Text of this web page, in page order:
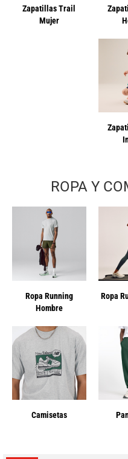
Zapatillas Trail
Mujer
ROPA Y
Ropa Running
Hombre
Ropa
Camisetas